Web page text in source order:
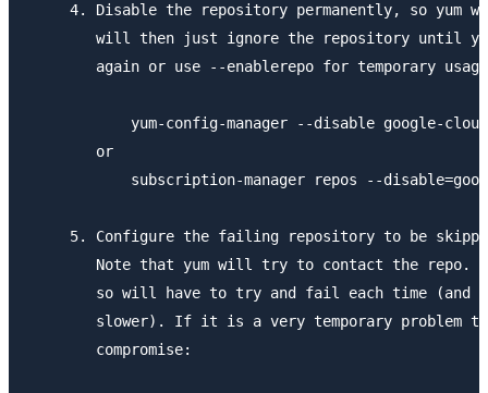
4. Disable the repository permanently, so yum
will then just ignore the repository until
again or use --enablerepo for temporary
yum-config-manager --disable google-
        or
subscription-manager repos --
5. Configure the failing repository to be
Note that yum will try to contact the repo.
so will have to try and fail each time (and
slower). If it is a very temporary problem
        compromise: